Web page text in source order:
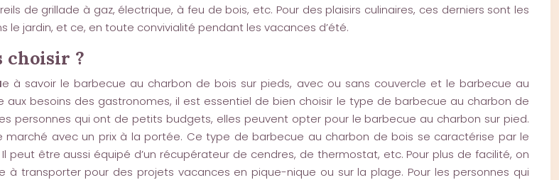
de grillade à gaz, électrique, à feu de bois, etc. Pour des plaisirs culinaires, ces derniers sont les
jardin, et ce, en toute convivialité pendant les vacances d’été.
choisir ?
e à savoir le barbecue au charbon de bois sur pieds, avec ou sans couvercle et le barbecue au
besoins des gastronomes, il est essentiel de bien choisir le type de barbecue au charbon de
personnes qui ont de petits budgets, elles peuvent opter pour le barbecue au charbon sur pied.
avec un prix à la portée. Ce type de barbecue au charbon de bois se caractérise par le
être aussi équipé d’un récupérateur de cendres, de thermostat, etc. Pour plus de facilité, on
transporter pour des projets vacances en pique-nique ou sur la plage. Pour les personnes qui